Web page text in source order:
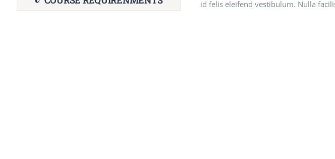
id felis eleifend vestibulum. Nulla